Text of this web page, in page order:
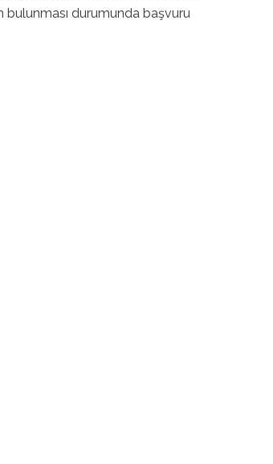
bulunması durumunda başvuru